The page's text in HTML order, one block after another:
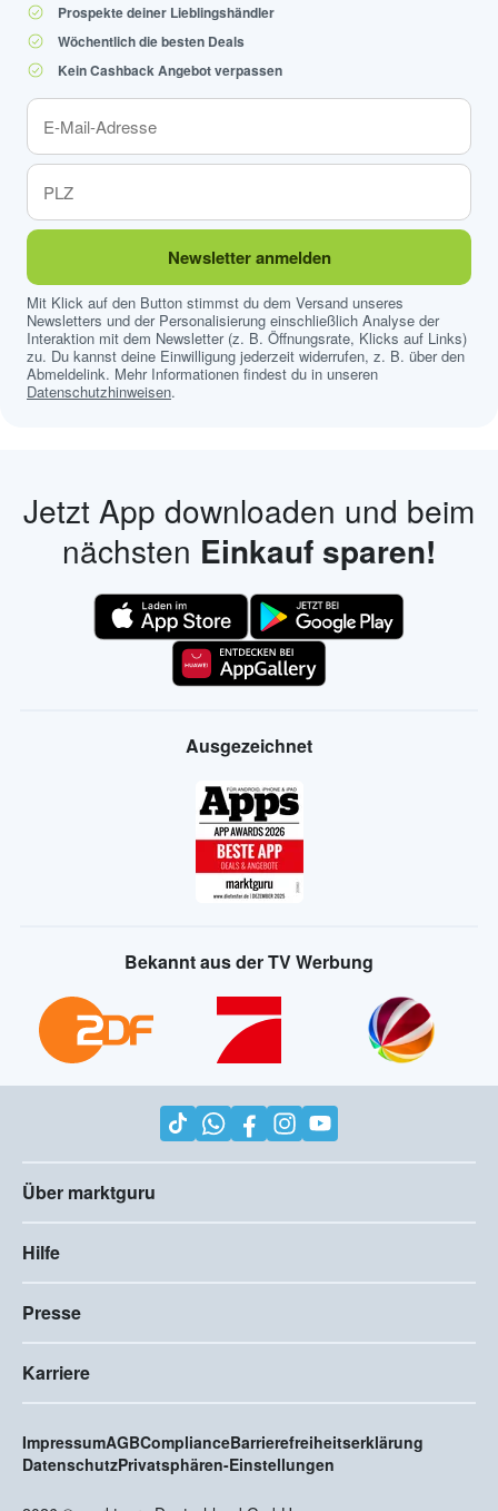
Prospekte deiner Lieblingshändler
Wöchentlich die besten Deals
Kein Cashback Angebot verpassen
Newsletter anmelden
Mit Klick auf den Button stimmst du dem Versand unseres
Newsletters und der Personalisierung einschließlich Analyse der
Interaktion mit dem Newsletter (z. B. Öffnungsrate, Klicks auf Links)
zu. Du kannst deine Einwilligung jederzeit widerrufen, z. B. über den
Abmeldelink. Mehr Informationen findest du in unseren
Datenschutzhinweisen.
Jetzt App downloaden und beim
nächsten Einkauf sparen!
Ausgezeichnet
Bekannt aus der TV Werbung
Über marktguru
Hilfe
Presse
Karriere
ImpressumAGBComplianceBarrierefreiheitserklärung
DatenschutzPrivatsphären-Einstellungen